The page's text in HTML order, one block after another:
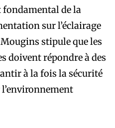
fondamental de la
sur l’éclairage
stipule que les
doivent répondre à des
à la fois la sécurité